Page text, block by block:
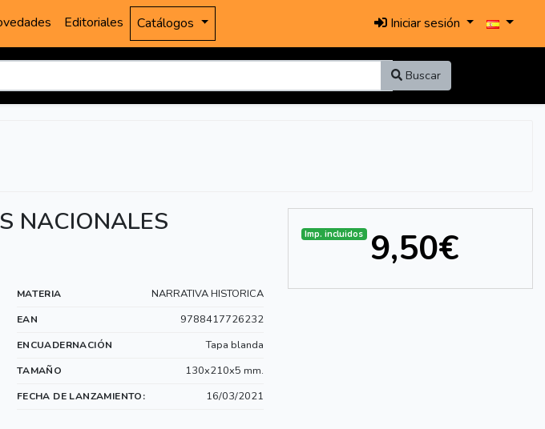
Editoriales Catálogos Iniciar sesión
Buscar
NACIONALES
MATERIA NARRATIVA HISTORICA
EAN 9788417726232
ENCUADERNACIÓN Tapa blanda
TAMAÑO 130x210x5 mm.
FECHA DE LANZAMIENTO: 16/03/2021
Imp. incluidos 9,50€